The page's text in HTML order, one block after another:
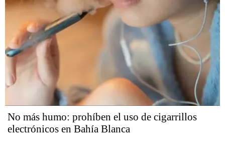
No más humo: prohíben el uso de cigarrillos
electrónicos en Bahía Blanca